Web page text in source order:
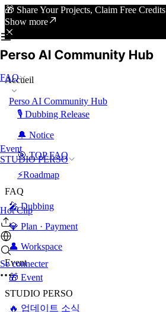
🎁 Share Your Projects, Claim Free Credits
Show more
FAQ
Event
STUDIO PERSO
Hot Clip
Se connecter
Accueil
Perso AI Community Hub
🎙️ Dubbing Release
🔔 Notice
🎯 TOP FAQ
⚡Roadmap
FAQ
🎤 Dubbing
💎 Plan · Payment
👤 Workspace
Event
🎁 Event
STUDIO PERSO
🔥 업데이트 소식